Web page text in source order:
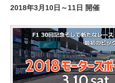
2018年3月10日～11日 開催